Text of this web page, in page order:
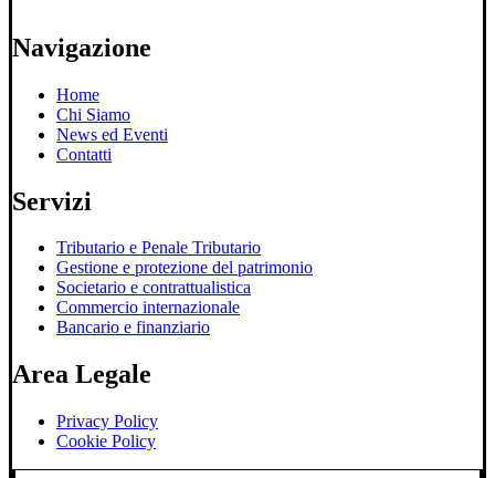
Navigazione
Home
Chi Siamo
News ed Eventi
Contatti
Servizi
Tributario e Penale Tributario
Gestione e protezione del patrimonio
Societario e contrattualistica
Commercio internazionale
Bancario e finanziario
Area Legale
Privacy Policy
Cookie Policy